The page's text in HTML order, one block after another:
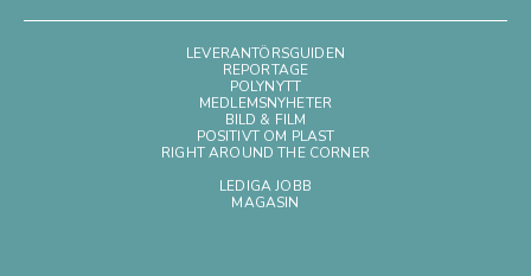
LEVERANTÖRSGUIDEN
REPORTAGE
POLYNYTT
MEDLEMSNYHETER
BILD & FILM
POSITIVT OM PLAST
RIGHT AROUND THE CORNER
LEDIGA JOBB
MAGASIN